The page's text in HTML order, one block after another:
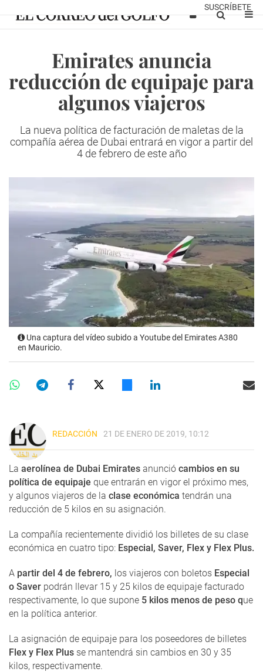
SUSCRÍBETE
Emirates anuncia
reducción de equipaje para
algunos viajeros
La nueva política de facturación de maletas de la
compañía aérea de Dubai entrará en vigor a partir del
4 de febrero de este año
Una captura del vídeo subido a Youtube del Emirates A380
en Mauricio.
REDACCIÓN 21 DE ENERO DE 2019, 10:12
La aerolínea de Dubai Emirates anunció cambios en su
política de equipaje que entrarán en vigor el próximo mes,
y algunos viajeros de la clase económica tendrán una
reducción de 5 kilos en su asignación.
La compañía recientemente dividió los billetes de su clase
económica en cuatro tipo: Especial, Saver, Flex y Flex Plus.
A partir del 4 de febrero, los viajeros con boletos Especial
o Saver podrán llevar 15 y 25 kilos de equipaje facturado
respectivamente, lo que supone 5 kilos menos de peso que
en la política anterior.
La asignación de equipaje para los poseedores de billetes
Flex y Flex Plus se mantendrá sin cambios en 30 y 35
kilos, respectivamente.